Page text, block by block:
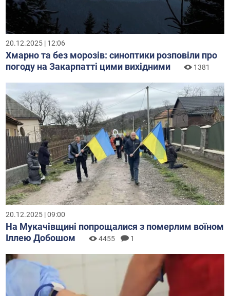
20.12.2025 | 12:06
Хмарно та без морозів: синоптики розповіли про
погоду на Закарпатті цими вихідними
1381
20.12.2025 | 09:00
На Мукачівщині попрощалися з померлим воїном
Іллею Добошом
4455 1